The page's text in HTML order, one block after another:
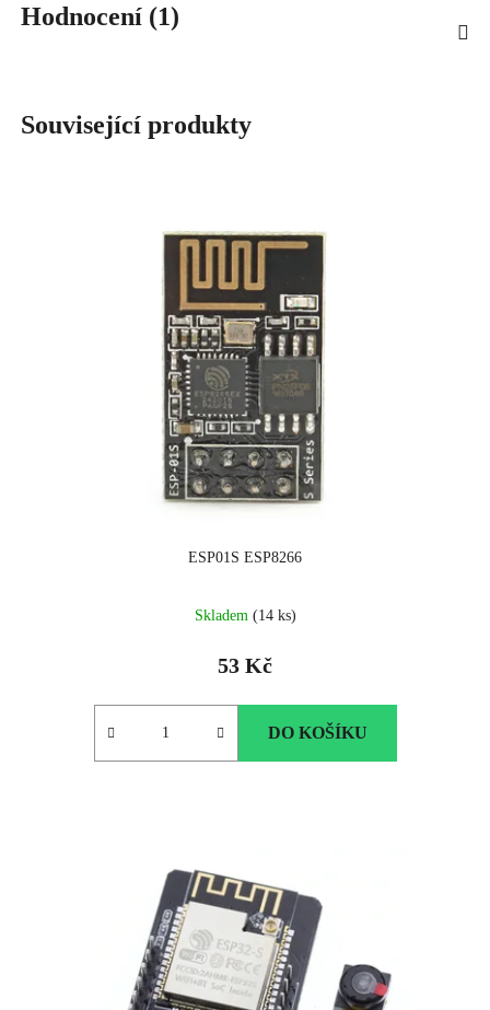
Hodnocení (1)
Související produkty
ESP01S ESP8266
Skladem (14 ks)
53 Kč
DO KOŠÍKU